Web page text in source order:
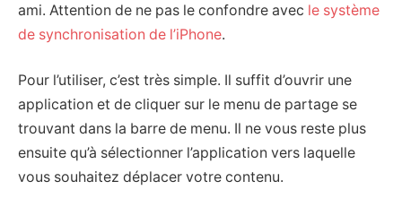
ami. Attention de ne pas le confondre avec le système
de synchronisation de l’iPhone.
Pour l’utiliser, c’est très simple. Il suffit d’ouvrir une
application et de cliquer sur le menu de partage se
trouvant dans la barre de menu. Il ne vous reste plus
ensuite qu’à sélectionner l’application vers laquelle
vous souhaitez déplacer votre contenu.